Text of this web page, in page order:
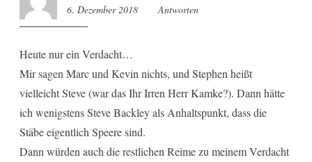
6. Dezember 2018 11:36
Antworten
Heute nur ein Verdacht…
Mir sagen Marc und Kevin nichts, und Stephen heißt
vielleicht Steve (war das Ihr Irren Herr Kamke?). Dann hätte
ich wenigstens Steve Backley als Anhaltspunkt, dass die
Stäbe eigentlich Speere sind.
Dann würden auch die restlichen Reime zu meinem Verdacht